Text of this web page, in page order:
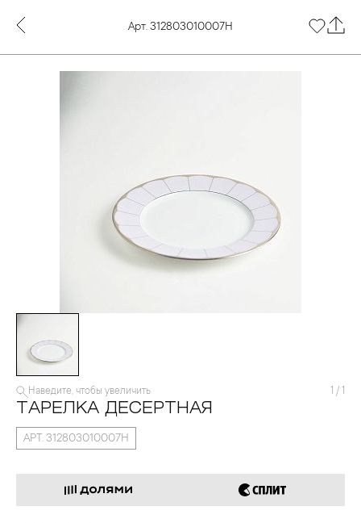
Арт. 312803010007Н
Наведите, чтобы увеличить 1 / 1
ТАРЕЛКА ДЕСЕРТНАЯ
АРТ. 312803010007Н